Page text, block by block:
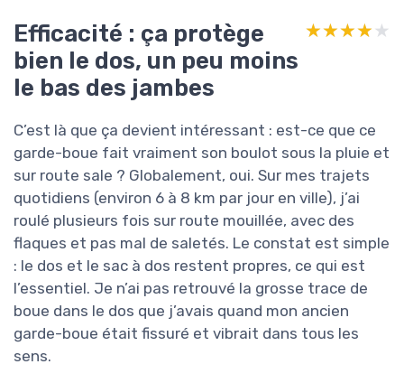
Efficacité : ça protège
bien le dos, un peu moins
le bas des jambes
★★★★★
★★★★★
C’est là que ça devient intéressant : est-ce que ce
garde-boue fait vraiment son boulot sous la pluie et
sur route sale ? Globalement, oui. Sur mes trajets
quotidiens (environ 6 à 8 km par jour en ville), j’ai
roulé plusieurs fois sur route mouillée, avec des
flaques et pas mal de saletés. Le constat est simple
: le dos et le sac à dos restent propres, ce qui est
l’essentiel. Je n’ai pas retrouvé la grosse trace de
boue dans le dos que j’avais quand mon ancien
garde-boue était fissuré et vibrait dans tous les
sens.